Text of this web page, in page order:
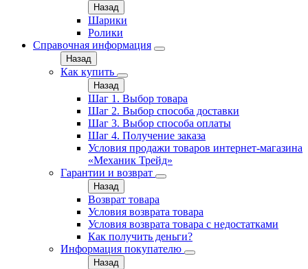
Назад
Шарики
Ролики
Справочная информация
Назад
Как купить
Назад
Шаг 1. Выбор товара
Шаг 2. Выбор способа доставки
Шаг 3. Выбор способа оплаты
Шаг 4. Получение заказа
Условия продажи товаров интернет-магазина
«Механик Трейд»
Гарантии и возврат
Назад
Возврат товара
Условия возврата товара
Условия возврата товара с недостатками
Как получить деньги?
Информация покупателю
Назад